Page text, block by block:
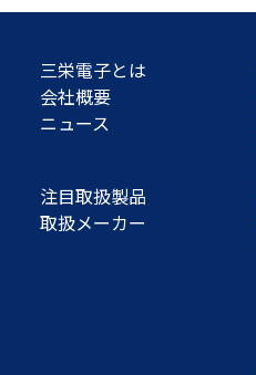
三栄電子とは
会社概要
ニュース
注目取扱製品
取扱メーカー